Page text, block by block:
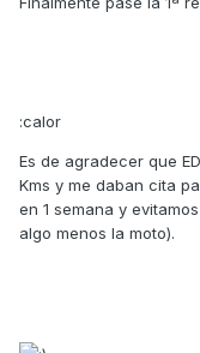
:calor
Es de agradecer que
Kms y me daban cita
en 1 semana y
algo menos la moto).